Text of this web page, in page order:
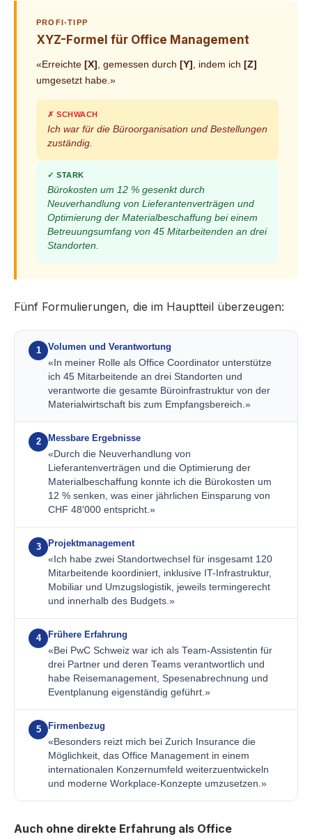
PROFI-TIPP
XYZ-Formel für Office Management
«Erreichte [X], gemessen durch [Y], indem ich [Z]
umgesetzt habe.»
✗ SCHWACH
Ich war für die Büroorganisation und Bestellungen
zuständig.
✓ STARK
Bürokosten um 12 % gesenkt durch
Neuverhandlung von Lieferantenverträgen und
Optimierung der Materialbeschaffung bei einem
Betreuungsumfang von 45 Mitarbeitenden an drei
Standorten.
Fünf Formulierungen, die im Hauptteil überzeugen:
1
Volumen und Verantwortung
«In meiner Rolle als Office Coordinator unterstütze
ich 45 Mitarbeitende an drei Standorten und
verantworte die gesamte Büroinfrastruktur von der
Materialwirtschaft bis zum Empfangsbereich.»
2
Messbare Ergebnisse
«Durch die Neuverhandlung von
Lieferantenverträgen und die Optimierung der
Materialbeschaffung konnte ich die Bürokosten um
12 % senken, was einer jährlichen Einsparung von
CHF 48'000 entspricht.»
3
Projektmanagement
«Ich habe zwei Standortwechsel für insgesamt 120
Mitarbeitende koordiniert, inklusive IT-Infrastruktur,
Mobiliar und Umzugslogistik, jeweils termingerecht
und innerhalb des Budgets.»
4
Frühere Erfahrung
«Bei PwC Schweiz war ich als Team-Assistentin für
drei Partner und deren Teams verantwortlich und
habe Reisemanagement, Spesenabrechnung und
Eventplanung eigenständig geführt.»
5
Firmenbezug
«Besonders reizt mich bei Zurich Insurance die
Möglichkeit, das Office Management in einem
internationalen Konzernumfeld weiterzuentwickeln
und moderne Workplace-Konzepte umzusetzen.»
Auch ohne direkte Erfahrung als Office